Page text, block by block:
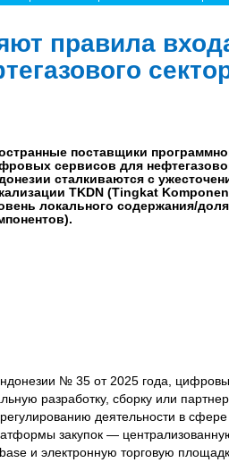
правила
поставщики
сервисов для
сталкиваются с
TKDN (Tingkat
локального содержания/
№ 35 от 2025 года,
разработку, сборку или
деятельности в
закупок —
и электронную торговую